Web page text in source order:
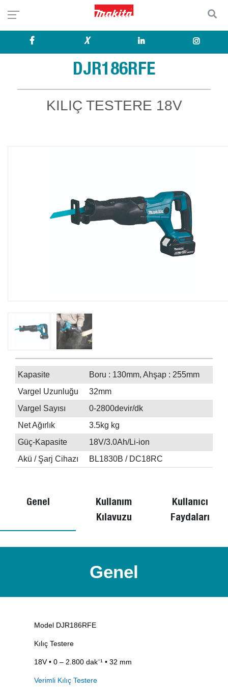
X
DJR186RFE
KILIÇ TESTERE 18V
Kapasite
Boru : 130mm, Ahşap : 255mm
Vargel Uzunluğu
32mm
Vargel Sayısı
0-2800devir/dk
Net Ağırlık
3.5kg kg
Güç-Kapasite
18V/3.0Ah/Li-ion
Akü / Şarj Cihazı
BL1830B / DC18RC
Genel
Kullanım
Kılavuzu
Kullanıcı
Faydaları
Genel
Model DJR186RFE
Kılıç Testere
18V • 0 – 2.800 dak⁻¹ • 32 mm
Verimli Kılıç Testere